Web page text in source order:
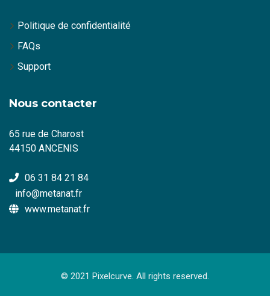
Politique de confidentialité
FAQs
Support
Nous contacter
65 rue de Charost
44150 ANCENIS
06 31 84 21 84
info@metanat.fr
www.metanat.fr
© 2021 Pixelcurve. All rights reserved.